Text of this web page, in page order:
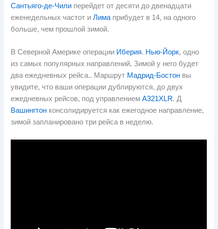
Сантьяго-де-Чили перейдет от десяти до двенадцати
еженедельных частот иЛима прибудет в 14, на одного
больше, чем прошлой зимой.
В Северной Америке операции Иберия. Нью-Йорк, одно
из самых популярных направлений, Зимой у него будет
два ежедневных рейса.. Маршрут Мадрид-Бостон вы
увидите, что ваши операции дублируются, до двух
ежедневных рейсов, под управлениемA321XLR. Д
Вашингтон консолидируется как ежегодное направление,
зимой запланировано три рейса в неделю.